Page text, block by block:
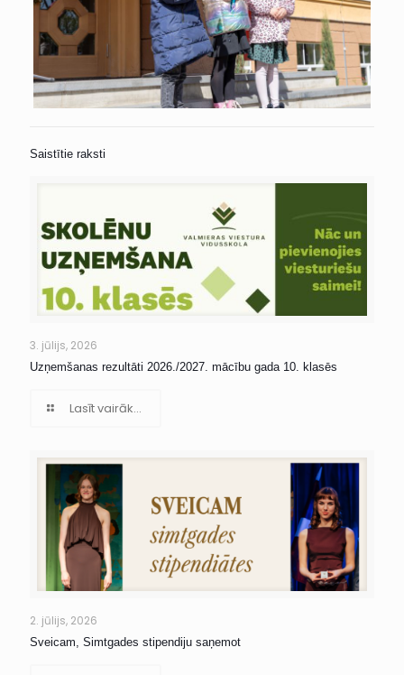
Saistītie raksti
3. jūlijs, 2026
Uzņemšanas rezultāti 2026./2027. mācību gada 10. klasēs
Lasīt vairāk...
2. jūlijs, 2026
Sveicam, Simtgades stipendiju saņemot